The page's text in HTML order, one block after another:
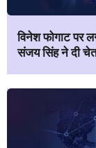
विनेश फोगाट पर
संजय सिंह ने दी